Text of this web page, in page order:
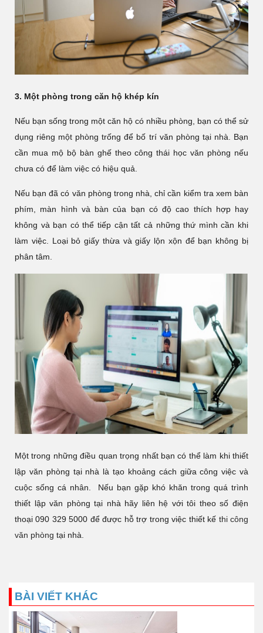
3. Một phòng trong căn hộ khép kín
Nếu bạn sống trong một căn hộ có nhiều phòng, bạn có thể sử
dụng riêng một phòng trống để bố trí văn phòng tại nhà. Bạn
cần mua mộ bộ bàn ghế theo công thái học văn phòng nếu
chưa có để làm việc có hiệu quả.
Nếu bạn đã có văn phòng trong nhà, chỉ cần kiểm tra xem bàn
phím, màn hình và bàn của bạn có độ cao thích hợp hay
không và bạn có thể tiếp cận tất cả những thứ mình cần khi
làm việc. Loại bỏ giấy thừa và giấy lộn xộn để bạn không bị
phân tâm.
Một trong những điều quan trọng nhất bạn có thể làm khi thiết
lập văn phòng tại nhà là tạo khoảng cách giữa công việc và
cuộc sống cá nhân. Nếu bạn gặp khó khăn trong quá trình
thiết lập văn phòng tại nhà hãy liên hệ với tôi theo số điện
thoại 090 329 5000 để được hỗ trợ trong việc thiết kế thi công
văn phòng tại nhà.
BÀI VIẾT KHÁC